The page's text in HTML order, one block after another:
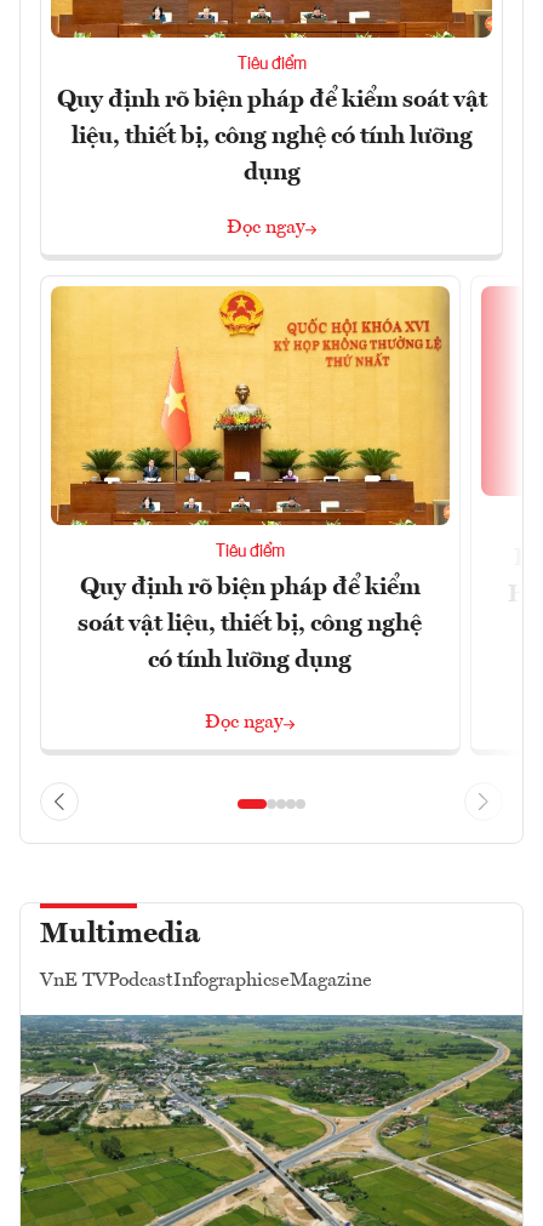
Tiêu điểm
Quy định rõ biện pháp để kiểm soát vật
liệu, thiết bị, công nghệ có tính lưỡng
dụng
Đọc ngay
Tiêu điểm
Quy định rõ biện pháp để kiểm
soát vật liệu, thiết bị, công nghệ
có tính lưỡng dụng
Đọc ngay
Multimedia
VnE TVPodcastInfographicseMagazine